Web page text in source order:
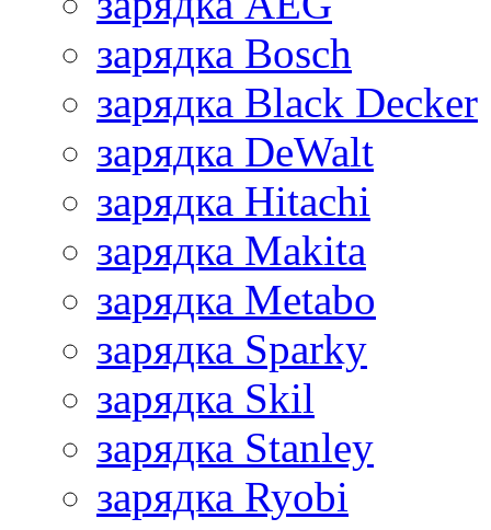
зарядка Bosch
зарядка Black Decker
зарядка DeWalt
зарядка Hitachi
зарядка Makita
зарядка Metabo
зарядка Sparky
зарядка Skil
зарядка Stanley
зарядка Ryobi